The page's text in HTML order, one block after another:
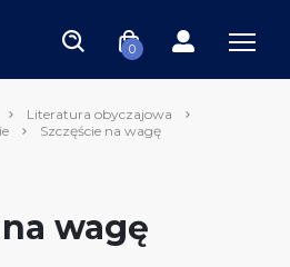
0
Literatura obyczajowa
Szczęście na wagę
wagę